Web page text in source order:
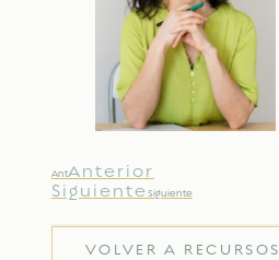
AntAnterior
Siguiente Siguiente
VOLVER A RECURSOS